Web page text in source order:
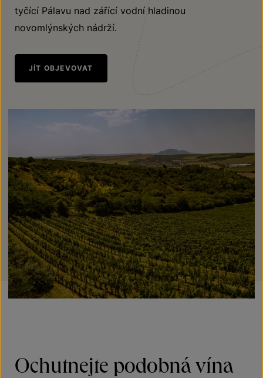
tyčící Pálavu nad zářící vodní hladinou
novomlýnských nádrží.
JÍT OBJEVOVAT
Ochutnejte podobná vína